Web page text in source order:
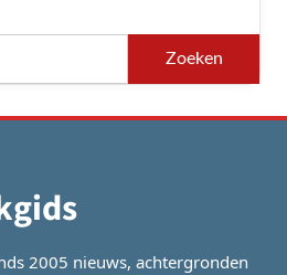
2005 nieuws, achtergronden